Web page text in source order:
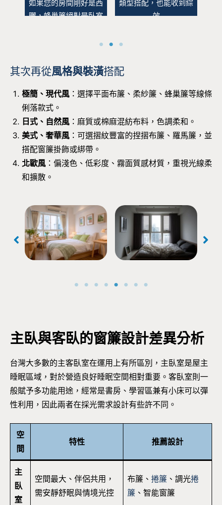
如果您的房間剛好是西
曬，蜂巢簾絕對是臥室
冬暖夏涼的感受，同時
類型搭配，也能收到綜
效
其次再從風格與裝潢搭配
極簡、現代風 ：選擇平面布簾、柔紗簾、蜂巢簾等線條
俐落款式。
日式、自然風 ：麻質或棉麻混紡布料，色調柔和。
美式、奢華風 ：可選摺紋豐富的捏摺布簾、羅馬簾，並
搭配窗簾掛飾或綁帶。
北歐風 ：偏淺色、低彩度、霧面質感材質，重視光線柔
和擴散。
白色系與淺色原木家
具是日式極簡風的不
二法門
百葉窗與紗簾共同搭
配，深色紗簾具遮蔽
視線效果，百葉窗在
白天能劇保護隱私兼
主臥與客臥的窗簾設計差異分析
台灣大多數的主客臥室在運用上有所區別，主臥室是屋主
睡眠區域，對於營造良好睡眠空間相對重要。客臥室則一
般賦予多功能用途，經常是書房、學習區兼有小床可以彈
性利用，因此兩者在採光需求設計有些許不同。
空
間
特性 推薦設計
主
臥
室
空間最大、伴侶共用，
需安靜舒眠與情境光控
布簾、 捲簾 、調光捲
簾 、智能窗簾